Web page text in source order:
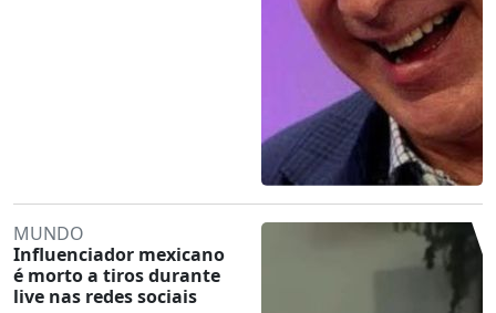
MUNDO
Influenciador mexicano
é morto a tiros durante
live nas redes sociais